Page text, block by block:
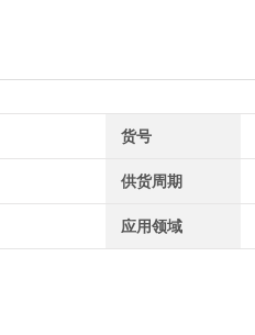
货号
供货周期
应用领域